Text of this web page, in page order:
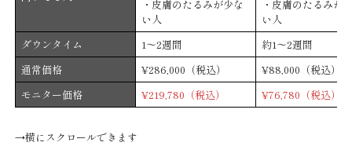
・皮膚のたるみが少な
い人
・皮膚のたるみが
い人
ダウンタイム
1〜2週間
約1〜2週間
通常価格
¥286,000（税込）
¥88,000（税込）
モニター価格
¥219,780（税込） ¥76,780（税込）
→横にスクロールできます